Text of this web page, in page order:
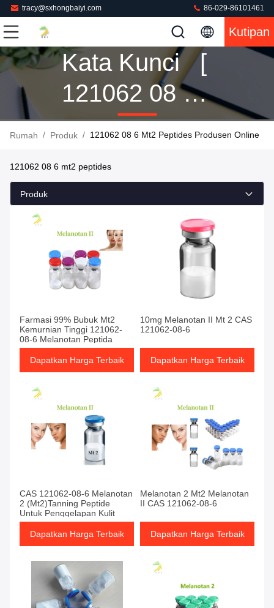
tracy@sxhongbaiyi.com 86-029-86101461
Kutipan
Kata Kunci [
121062 08 6
Mt2 Peptides
Pertandingan
Rumah / Produk / 121062 08 6 Mt2 Peptides Produsen Online
121062 08 6 mt2 peptides
Produk
Farmasi 99% Bubuk Mt2
Kemurnian Tinggi 121062-
08-6 Melanotan Peptida
Dapatkan Harga Terbaik
10mg Melanotan II Mt 2 CAS
121062-08-6
Dapatkan Harga Terbaik
CAS 121062-08-6 Melanotan
2 (Mt2)Tanning Peptide
Untuk Penggelapan Kulit
Dapatkan Harga Terbaik
Melanotan 2 Mt2 Melanotan
II CAS 121062-08-6
Dapatkan Harga Terbaik